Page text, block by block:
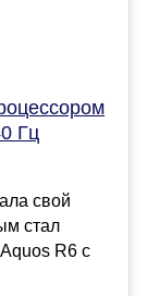
Гц
свой
стал
R6 с